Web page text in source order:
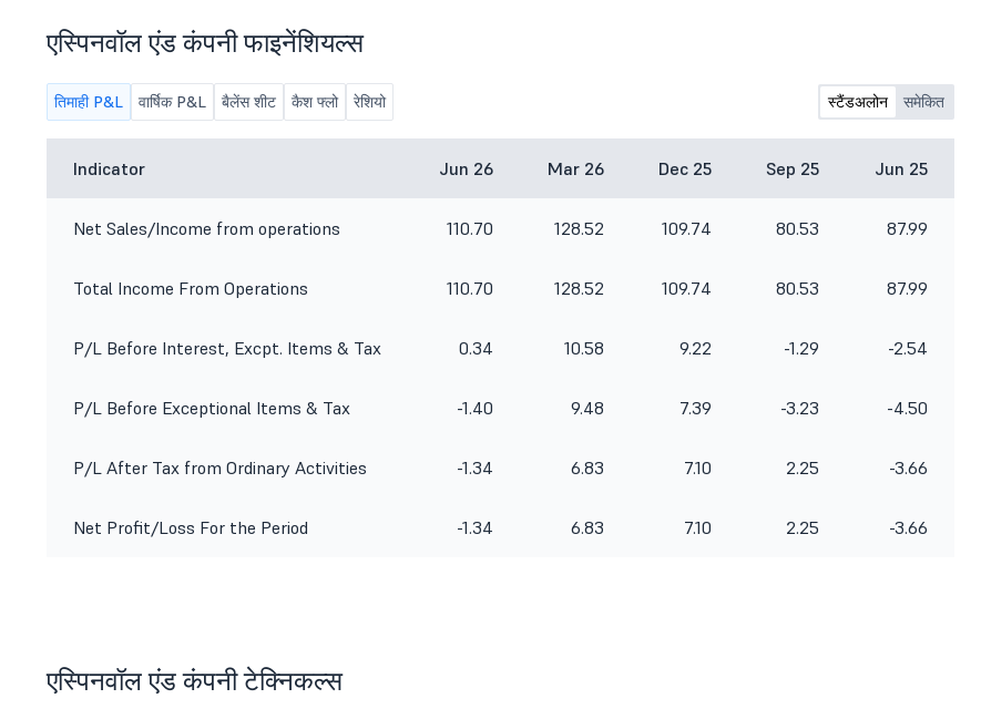
एस्पिनवॉल एंड कंपनी फाइनेंशियल्स
तिमाही P&L वार्षिक P&L बैलेंस शीट कैश फ्लो रेशियो स्टैंडअलोन समेकित
Indicator Jun 26 Mar 26 Dec 25 Sep 25 Jun 25
Net Sales/Income from operations 110.70 128.52 109.74 80.53 87.99
Total Income From Operations 110.70 128.52 109.74 80.53 87.99
P/L Before Interest, Excpt. Items & Tax 0.34 10.58 9.22 -1.29 -2.54
P/L Before Exceptional Items & Tax -1.40 9.48 7.39 -3.23 -4.50
P/L After Tax from Ordinary Activities -1.34 6.83 7.10 2.25 -3.66
Net Profit/Loss For the Period -1.34 6.83 7.10 2.25 -3.66
एस्पिनवॉल एंड कंपनी टेक्निकल्स